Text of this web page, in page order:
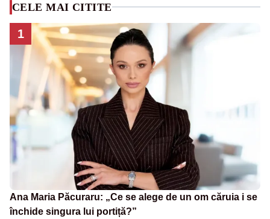
CELE MAI CITITE
1
Ana Maria Păcuraru: „Ce se alege de un om căruia i se
închide singura lui portiță?”